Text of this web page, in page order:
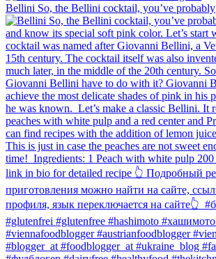
Bellini⁠ So, the Bellini cocktail, you’ve probably